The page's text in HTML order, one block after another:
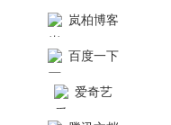
剧片、爱情
片、搞笑片
等全新电
影，是影
合破解游
戏、整合安
卓破解软件
分享与下
网
岚柏博客
百度一下
爱奇艺
VIP会员